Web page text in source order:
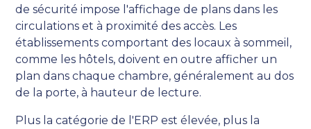
de sécurité impose l'affichage de plans dans les
circulations et à proximité des accès. Les
établissements comportant des locaux à sommeil,
comme les hôtels, doivent en outre afficher un
plan dans chaque chambre, généralement au dos
de la porte, à hauteur de lecture.
Plus la catégorie de l'ERP est élevée, plus la